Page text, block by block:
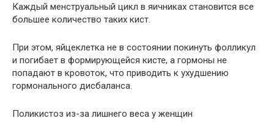
Каждый менструальный цикл в яичниках становится все
большее количество таких кист.
При этом, яйцеклетка не в состоянии покинуть фолликул
и погибает в формирующейся кисте, а гормоны не
попадают в кровоток, что приводить к ухудшению
гормонального дисбаланса.
Поликистоз из-за лишнего веса у женщин